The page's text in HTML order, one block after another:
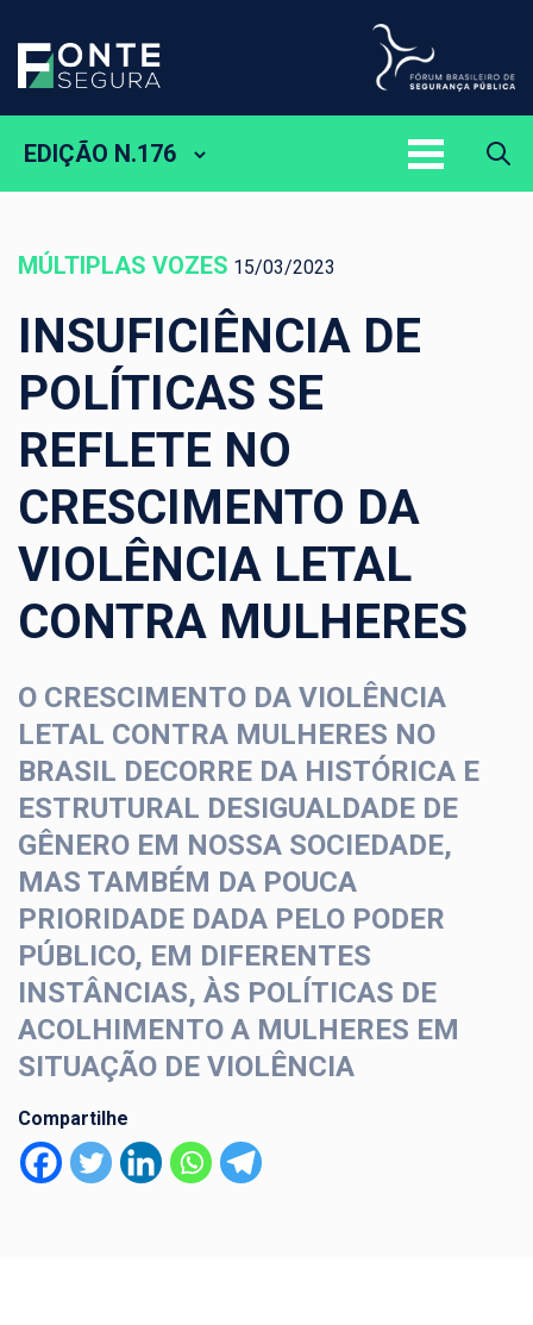
EDIÇÃO N.176
MÚLTIPLAS VOZES 15/03/2023
INSUFICIÊNCIA DE
POLÍTICAS SE
REFLETE NO
CRESCIMENTO DA
VIOLÊNCIA LETAL
CONTRA MULHERES
O CRESCIMENTO DA VIOLÊNCIA
LETAL CONTRA MULHERES NO
BRASIL DECORRE DA HISTÓRICA E
ESTRUTURAL DESIGUALDADE DE
GÊNERO EM NOSSA SOCIEDADE,
MAS TAMBÉM DA POUCA
PRIORIDADE DADA PELO PODER
PÚBLICO, EM DIFERENTES
INSTÂNCIAS, ÀS POLÍTICAS DE
ACOLHIMENTO A MULHERES EM
SITUAÇÃO DE VIOLÊNCIA
Compartilhe